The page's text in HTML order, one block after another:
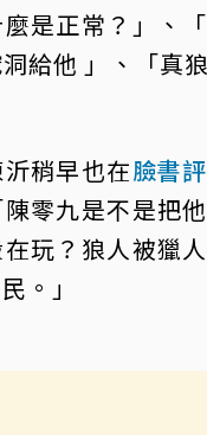
是正常？」、
給他 」、「真
稍早也在臉書
零九是不是把
玩？狼人被獵
。」